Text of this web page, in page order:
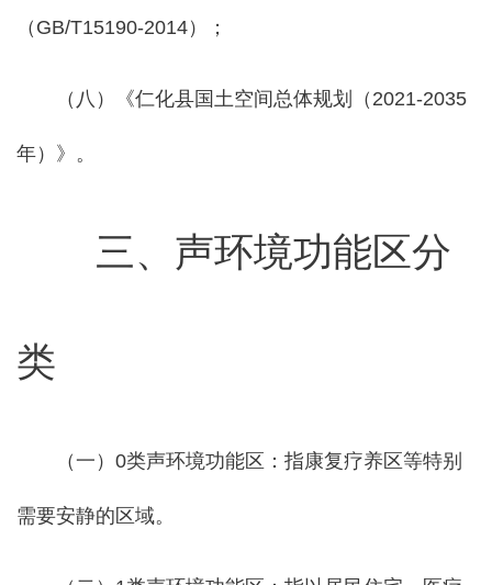
（GB/T15190-2014）；
（八）《仁化县国土空间总体规划（2021-2035
年）》。
三、声环境功能区分
类
（一）0类声环境功能区：指康复疗养区等特别
需要安静的区域。